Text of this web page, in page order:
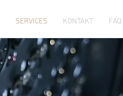
SERVICES KONTAKT FAQ